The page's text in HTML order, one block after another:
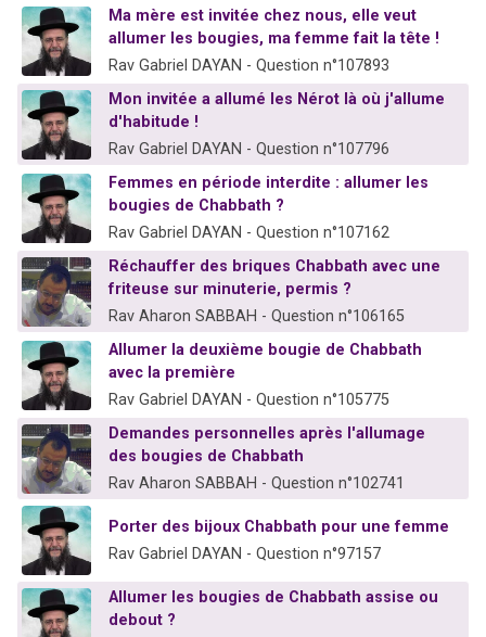
Il reste 49 places pour étudier en groupe sur Zoom
12 nouvelles musiques dans Torah-Box Music
3 personnes viennent de nous rejoindre sur WhatsApp
Ma mère est invitée chez nous, elle veut
allumer les bougies, ma femme fait la tête !
Rav Gabriel DAYAN - Question n°107893
Mon invitée a allumé les Nérot là où j'allume
d'habitude !
Rav Gabriel DAYAN - Question n°107796
Femmes en période interdite : allumer les
bougies de Chabbath ?
Rav Gabriel DAYAN - Question n°107162
Réchauffer des briques Chabbath avec une
friteuse sur minuterie, permis ?
Rav Aharon SABBAH - Question n°106165
Allumer la deuxième bougie de Chabbath
avec la première
Rav Gabriel DAYAN - Question n°105775
Demandes personnelles après l'allumage
des bougies de Chabbath
Rav Aharon SABBAH - Question n°102741
Porter des bijoux Chabbath pour une femme
Rav Gabriel DAYAN - Question n°97157
Allumer les bougies de Chabbath assise ou
debout ?